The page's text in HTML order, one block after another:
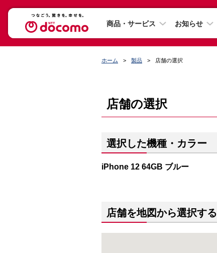
商品・サービス お知らせ
ホーム 製品 店舗の選択
店舗の選択
選択した機種・カラー
iPhone 12 64GB ブルー
店舗を地図から選択する